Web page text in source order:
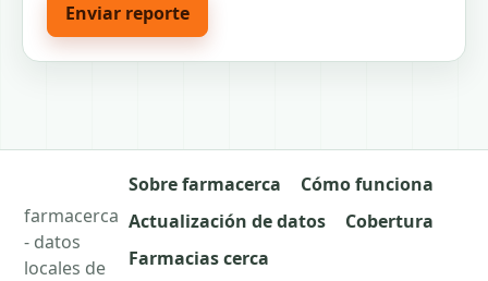
Enviar reporte
farmacerca
- datos
locales de
Sobre farmacerca
Cómo funciona
Actualización de datos
Cobertura
Farmacias cerca